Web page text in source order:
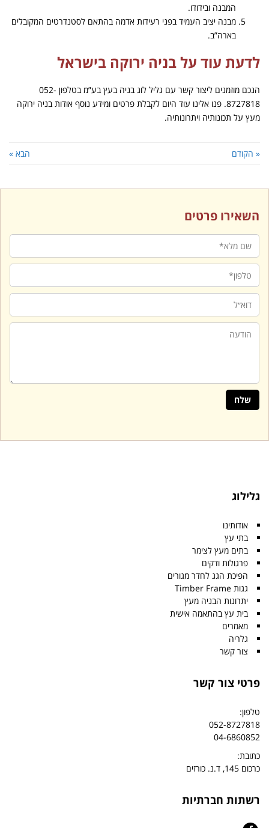
המבנה ובידודו.
מבנה יציב העמיד בפני רעידות אדמה בהתאם לסטנדרטים המקובלים
בארה”ב.
לדעת עוד על בניה ירוקה בישראל
הנכם מוזמנים ליצור קשר עם גליל לוג בניה בעץ בע”מ בטלפון 052-
8727818. פנו אלינו עוד היום לקבלת פרטים ומידע נוסף אודות בניה ירוקה
מעץ על תכונותיה ויתרונותיה.
« הקודם הבא »
השאירו פרטים
גלילוג
אודותינו
בתי עץ
בתים מעץ לצימר
פרגולות ודקים
הפיכת הגג לחדר מגורים
גגות Timber Frame
יתרונות הבניה מעץ
בית עץ בהתאמה אישית
מאמרים
גלריה
צור קשר
פרטי צור קשר
טלפון:
052-8727818
04-6860852
כתובת:
כרכום 145, ד.נ. כורזים
רשתות חברתיות